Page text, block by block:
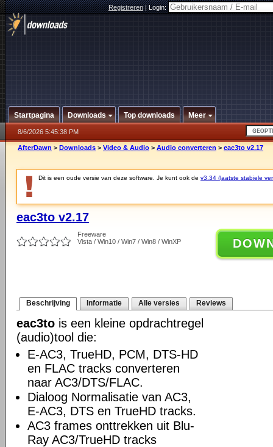
Registreren|Login:
Startpagina Downloads Top downloads Meer
8/6/2026 5:45:38 PM
AfterDawn > Downloads > Video & Audio > Audio converteren > eac3to v2.17
Dit is een oude versie van deze software. Je kunt ook de v3.34 (laatste stabiele
eac3to v2.17
Freeware
Vista / Win10 / Win7 / Win8 / WinXP
Beschrijving Informatie Alle versies Reviews
eac3to is een kleine opdrachtregel
(audio)tool die:
E-AC3, TrueHD, PCM, DTS-HD
en FLAC tracks converteren
naar AC3/DTS/FLAC.
Dialoog Normalisatie van AC3,
E-AC3, DTS en TrueHD tracks.
AC3 frames onttrekken uit Blu-
Ray AC3/TrueHD tracks